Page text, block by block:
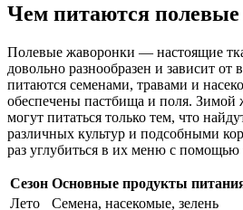
Чем питаются
Полевые жаворонки — настоящие
довольно разнообразен и зависит
питаются семенами, травами и
обеспечены пастбища и поля. Зимой
могут питаться только тем, что
различных культур и подсобными
раз углубиться в их меню с помощью
Сезон Основные продукты
Лето
Семена, насекомые, зелень